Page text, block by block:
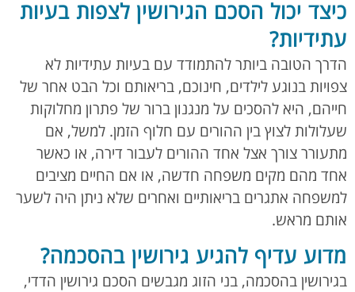
כיצד יכול הסכם הגירושין לצפות בעיות
עתידיות?
הדרך הטובה ביותר להתמודד עם בעיות עתידיות לא
צפויות בנוגע לילדים, חינוכם, בריאותם וכל הבט אחר של
חייהם, היא להסכים על מנגנון ברור של פתרון מחלוקות
שעלולות לצוץ בין ההורים עם חלוף הזמן. למשל, אם
מתעורר צורך אצל אחד ההורים לעבור דירה, או כאשר
אחד מהם מקים משפחה חדשה, או אם החיים מציבים
למשפחה אתגרים בריאותיים ואחרים שלא ניתן היה לשער
אותם מראש.
מדוע עדיף להגיע גירושין בהסכמה?
בגירושין בהסכמה, בני הזוג מגבשים הסכם גירושין הדדי,